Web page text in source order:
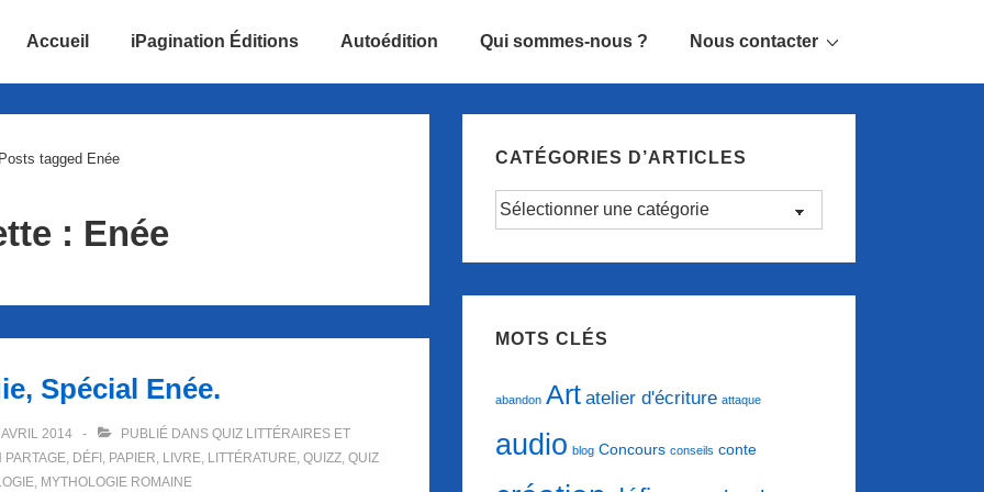
Accueil iPagination Éditions Autoédition Qui sommes-nous ? Nous contacter
Posts tagged Enée
: Enée
Spécial Enée.
2014 PUBLIÉ DANS QUIZ LITTÉRAIRES ET
PARTAGE, DÉFI , PAPIER, LIVRE, LITTÉRATURE, QUIZZ, QUIZ
, MYTHOLOGIE ROMAINE
CATÉGORIES D’ARTICLES
Catégories
MOTS CLÉS
abandon Art atelier d'écriture attaque
audio blog Concours conseils conte